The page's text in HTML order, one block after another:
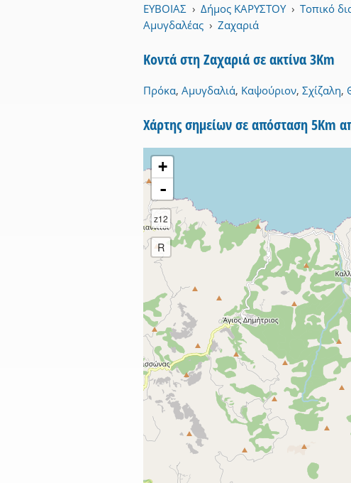
ΕΥΒΟΙΑΣ › Δήμος ΚΑΡΥΣΤΟΥ › Τοπικό
Αμυγδαλέας › Ζαχαριά
Κοντά στη Ζαχαριά σε ακτίνα 3Km
Πρόκα, Αμυγδαλιά, Καψούριον, Σχίζαλη,
Χάρτης σημείων σε απόσταση 5Km
+
-
z12
R